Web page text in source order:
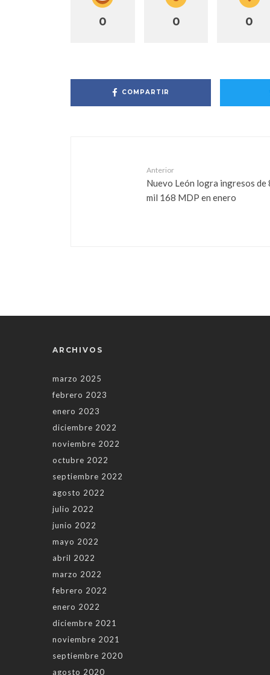
0 0 0
COMPARTIR
Anterior
Nuevo León logra ingresos de
mil 168 MDP en enero
ARCHIVOS
marzo 2025
febrero 2023
enero 2023
diciembre 2022
noviembre 2022
octubre 2022
septiembre 2022
agosto 2022
julio 2022
junio 2022
mayo 2022
abril 2022
marzo 2022
febrero 2022
enero 2022
diciembre 2021
noviembre 2021
septiembre 2020
agosto 2020